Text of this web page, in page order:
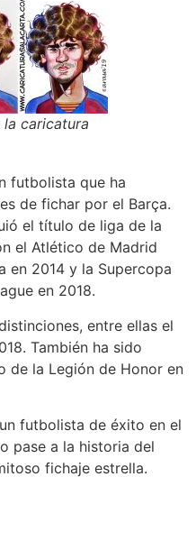
caricatura
futbolista que ha
de fichar por el Barça.
el título de liga de la
el Atlético de Madrid
en 2014 y la Supercopa
en 2018.
entre ellas el
También ha sido
de la Legión de Honor en
futbolista de éxito en el
pase a la historia del
fichaje estrella.